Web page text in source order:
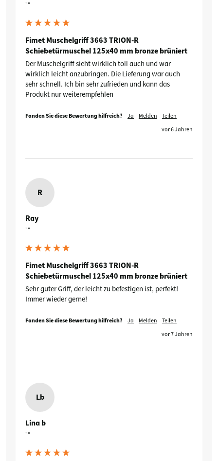
""
Fimet Muschelgriff 3663 TRION-R
Schiebetürmuschel 125x40 mm bronze brüniert
Der Muschelgriff sieht wirklich toll auch und war
wirklich leicht anzubringen. Die Lieferung war auch
sehr schnell. Ich bin sehr zufrieden und kann das
Produkt nur weiterempfehlen
Fanden Sie diese Bewertung hilfreich? Ja Melden
Teilen
vor 6 Jahren
R
Ray
""
Fimet Muschelgriff 3663 TRION-R
Schiebetürmuschel 125x40 mm bronze brüniert
Sehr guter Griff, der leicht zu befestigen ist, perfekt!
Immer wieder gerne!
Fanden Sie diese Bewertung hilfreich? Ja Melden
Teilen
vor 7 Jahren
Lb
Lina b
""